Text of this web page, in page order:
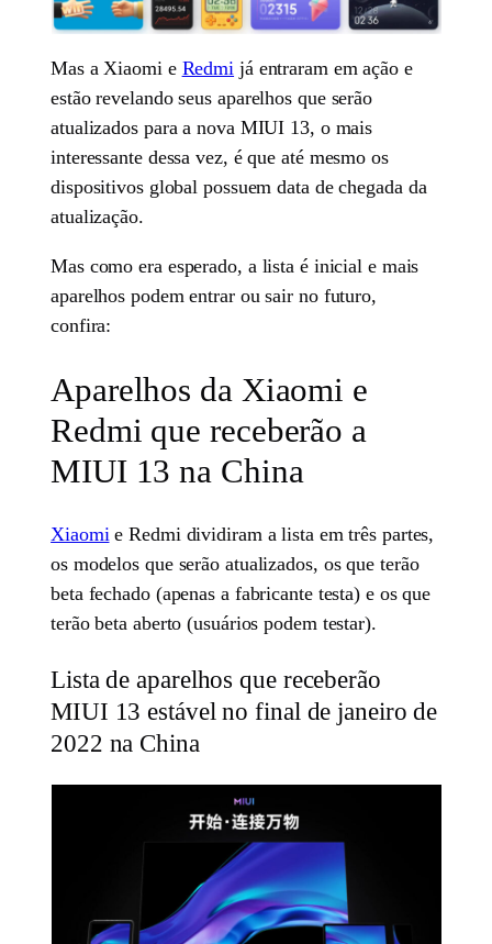
Mas a Xiaomi e Redmi já entraram em ação e
estão revelando seus aparelhos que serão
atualizados para a nova MIUI 13, o mais
interessante dessa vez, é que até mesmo os
dispositivos global possuem data de chegada da
atualização.
Mas como era esperado, a lista é inicial e mais
aparelhos podem entrar ou sair no futuro,
confira:
Aparelhos da Xiaomi e
Redmi que receberão a
MIUI 13 na China
Xiaomi e Redmi dividiram a lista em três partes,
os modelos que serão atualizados, os que terão
beta fechado (apenas a fabricante testa) e os que
terão beta aberto (usuários podem testar).
Lista de aparelhos que receberão
MIUI 13 estável no final de janeiro de
2022 na China